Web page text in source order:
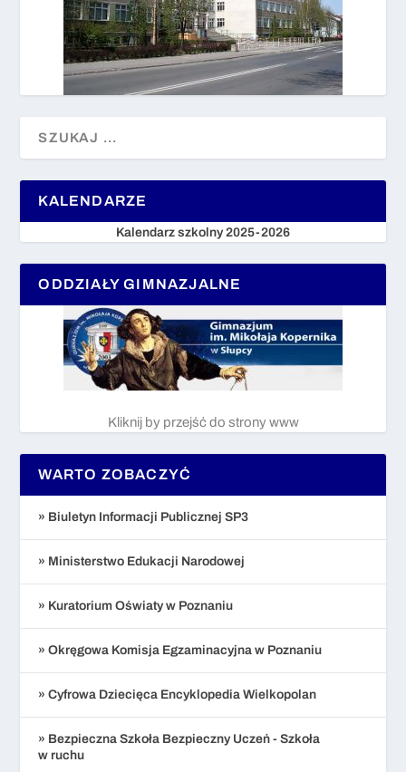
KALENDARZE
Kalendarz szkolny 2025-2026
ODDZIAŁY GIMNAZJALNE
Kliknij by przejść do strony www
WARTO ZOBACZYĆ
» Biuletyn Informacji Publicznej SP3
» Ministerstwo Edukacji Narodowej
» Kuratorium Oświaty w Poznaniu
» Okręgowa Komisja Egzaminacyjna w Poznaniu
» Cyfrowa Dziecięca Encyklopedia Wielkopolan
» Bezpieczna Szkoła Bezpieczny Uczeń - Szkoła
w ruchu